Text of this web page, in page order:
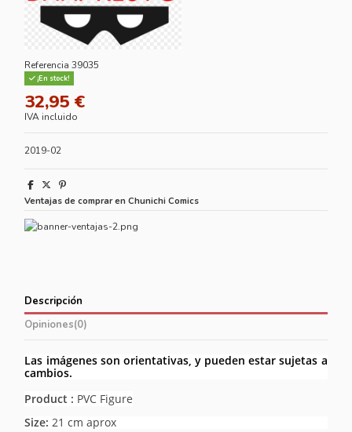
Referencia 39035
¡En stock!
32,95 €
IVA incluido
2019-02
Ventajas de comprar en Chunichi Comics
Descripción
Opiniones(0)
Las imágenes son orientativas, y pueden estar sujetas a
cambios.
Product : PVC Figure
Size: 21 cm aprox